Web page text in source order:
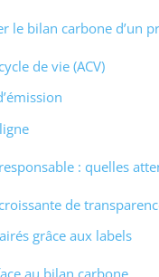
le bilan carbone d’un
de vie (ACV)
: quelles
de
grâce aux labels